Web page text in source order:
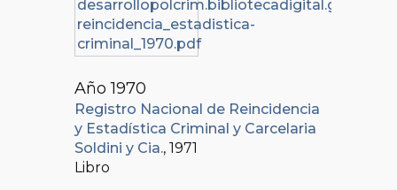
Año 1970
Registro Nacional de Reincidencia
y Estadística Criminal y Carcelaria
Soldini y Cia., 1971
Libro